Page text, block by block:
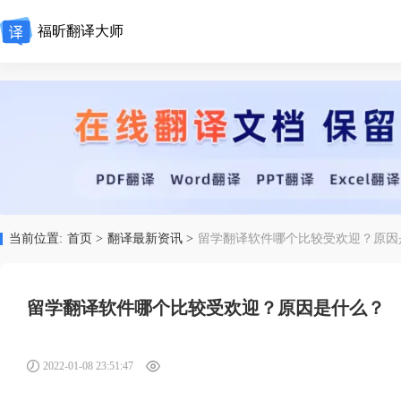
福昕翻译大师
当前位置: 首页 > 翻译最新资讯 > 留学翻译软件哪个比较受欢迎？原
留学翻译软件哪个比较受欢迎？原因是什么？
2022-01-08 23:51:47